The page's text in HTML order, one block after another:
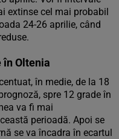
extinse cel mai probabil
24-26 aprilie, când
în Oltenia
în medie, de la 18
spre 12 grade în
va fi mai
perioadă. Apoi se
se va încadra în ecartul